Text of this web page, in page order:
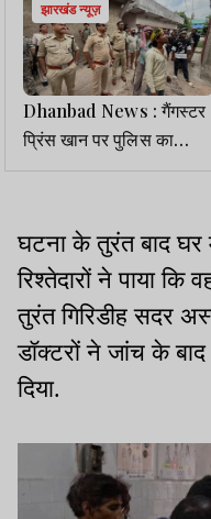
झारखंड न्यूज़
Dhanbad News : गैंगस्टर
प्रिंस खान पर पुलिस का
एक्शन, वासेपुर स्थित घर पर
घटना के तुरंत बाद घर
रिश्तेदारों ने पाया
तुरंत गिरिडीह सदर
डॉक्टरों ने जांच के
दिया.